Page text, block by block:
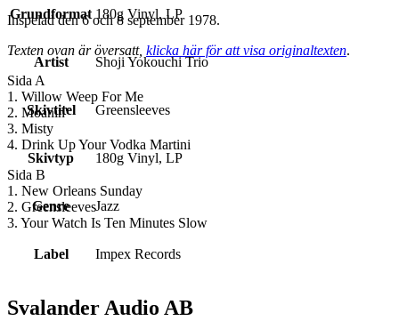
Inspelad den 6 och 8 september 1978.
Texten ovan är översatt, klicka här för att visa originaltexten.
Sida A
1. Willow Weep For Me
2. Moanin'
3. Misty
4. Drink Up Your Vodka Martini
Sida B
1. New Orleans Sunday
2. Greensleeves
3. Your Watch Is Ten Minutes Slow
Grundformat 180g Vinyl, LP
Artist Shoji Yokouchi Trio
Skivtitel Greensleeves
Skivtyp 180g Vinyl, LP
Genre Jazz
Label Impex Records
Svalander Audio AB